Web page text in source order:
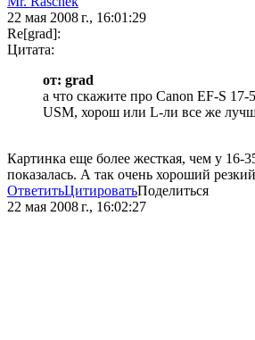
22 мая 2008 г., 16:01:29
Re[grad]:
Цитата:
от: grad
а что скажите про Canon EF-S
USM, хорош или L-ли все же
Картинка еще более жесткая, чем у 16-
показалась. А так очень хороший
ОтветитьЦитироватьПоделиться
22 мая 2008 г., 16:02:27